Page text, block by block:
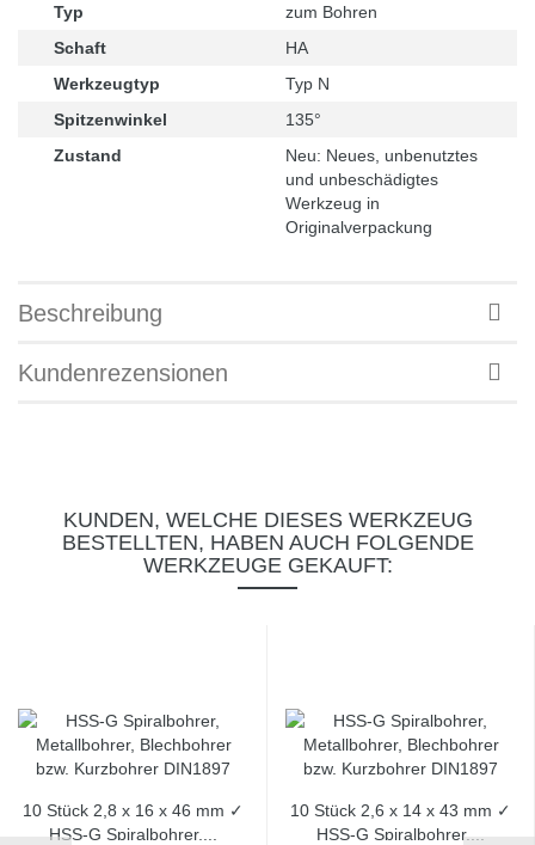
Typ
zum Bohren
Schaft
HA
Werkzeugtyp
Typ N
Spitzenwinkel
135°
Zustand
Neu: Neues, unbenutztes
und unbeschädigtes
Werkzeug in
Originalverpackung
Beschreibung
Kundenrezensionen
KUNDEN, WELCHE DIESES WERKZEUG
BESTELLTEN, HABEN AUCH FOLGENDE
WERKZEUGE GEKAUFT:
10 Stück 2,8 x 16 x 46 mm ✓
HSS-G Spiralbohrer,...
10 Stück 2,6 x 14 x 43 mm ✓
HSS-G Spiralbohrer,...